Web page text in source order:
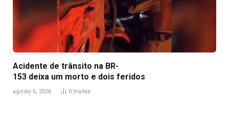
Acidente de trânsito na BR-
153 deixa um morto e dois feridos
agosto 6, 2026 0 Visitas